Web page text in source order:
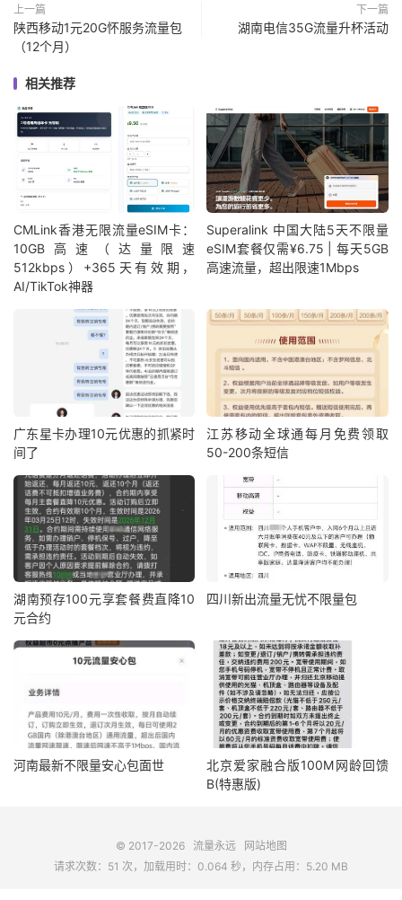
上一篇
陕西移动1元20G怀服务流量包
（12个月）
下一篇
湖南电信35G流量升杯活动
相关推荐
CMLink香港无限流量eSIM卡：
10GB高速（达量限速
512kbps）+365天有效期，
AI/TikTok神器
Superalink 中国大陆5天不限量
eSIM套餐仅需¥6.75 | 每天5GB
高速流量，超出限速1Mbps
广东星卡办理10元优惠的抓紧时
间了
江苏移动全球通每月免费领取
50-200条短信
湖南预存100元享套餐费直降10
元合约
四川新出流量无忧不限量包
河南最新不限量安心包面世
北京爱家融合版100M网龄回馈
B(特惠版)
© 2017-2026 流量永远
网站地图
请求次数：51 次，加载用时：0.064 秒，内存占用：5.20 MB